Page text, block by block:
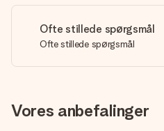
Ofte stillede spørgsmål
Ofte stillede spørgsmål
Vores anbefalinger